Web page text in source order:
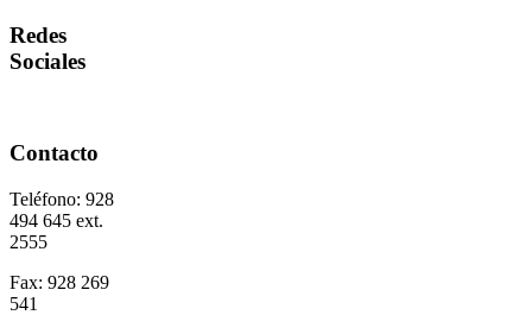
Redes
Sociales
Contacto
Teléfono: 928
494 645 ext.
2555
Fax: 928 269
541